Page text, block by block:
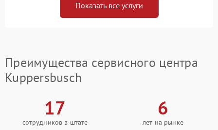
Показать все услуги
Преимущества сервисного центра
Kuppersbusch
17
сотрудников в штате
6
лет на рынке